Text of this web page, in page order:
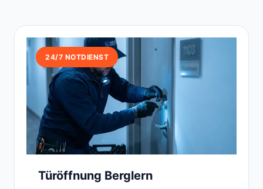
24/7 NOTDIENST
Türöffnung Berglern